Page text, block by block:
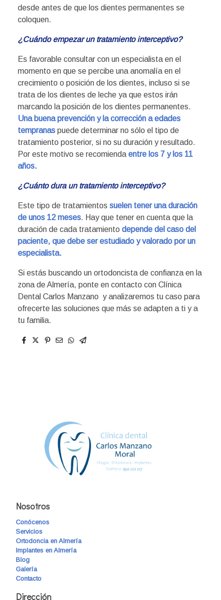
desde antes de que los dientes permanentes se
coloquen.
¿Cuándo empezar un tratamiento interceptivo?
Es favorable consultar con un especialista en el
momento en que se percibe una anomalía en el
crecimiento o posición de los dientes, incluso si se
trata de los dientes de leche ya que estos irán
marcando la posición de los dientes permanentes.
Una buena prevención y la corrección a edades
tempranas puede determinar no sólo el tipo de
tratamiento posterior, si no su duración y resultado.
Por este motivo se recomienda entre los 7 y los 11
años.
¿Cuánto dura un tratamiento interceptivo?
Este tipo de tratamientos suelen tener una duración
de unos 12 meses. Hay que tener en cuenta que la
duración de cada tratamiento depende del caso del
paciente, que debe ser estudiado y valorado por un
especialista.
Si estás buscando un ortodoncista de confianza en la
zona de Almería, ponte en contacto con Clínica
Dental Carlos Manzano y analizaremos tu caso para
ofrecerte las soluciones que más se adapten a ti y a
tu familia.
Nosotros
Conócenos
Servicios
Ortodoncia en Almería
Implantes en Almería
Blog
Galería
Contacto
Dirección